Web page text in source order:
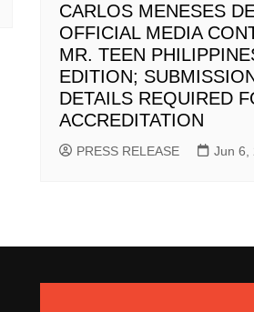
CARLOS MENESES
OFFICIAL MEDIA
MR. TEEN
EDITION;
DETAILS REQUIRED
ACCREDITATION
PRESS RELEASE Jun 6,